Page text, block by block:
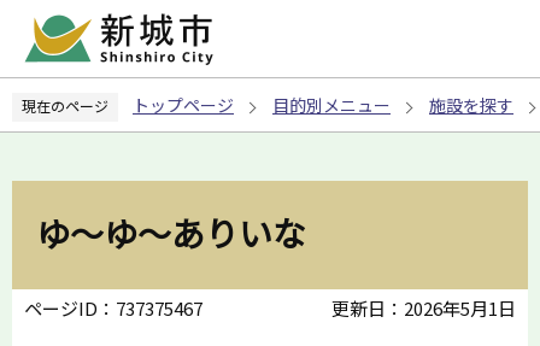
ペ
の
現在のページ トップページ 目的別メニュー 施設を探す
ゆ～ゆ～ありいな
ページID：737375467 更新日：2026年5月1日